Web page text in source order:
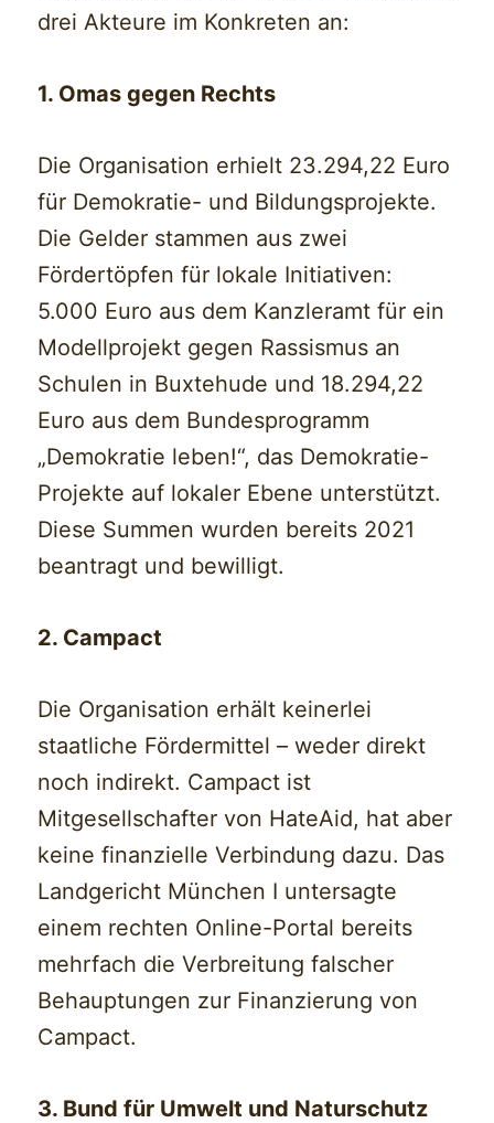
drei Akteure im Konkreten an:
1. Omas gegen Rechts
Die Organisation erhielt 23.294,22 Euro
für Demokratie- und Bildungsprojekte.
Die Gelder stammen aus zwei
Fördertöpfen für lokale Initiativen:
5.000 Euro aus dem Kanzleramt für ein
Modellprojekt gegen Rassismus an
Schulen in Buxtehude und 18.294,22
Euro aus dem Bundesprogramm
„Demokratie leben!“, das Demokratie-
Projekte auf lokaler Ebene unterstützt.
Diese Summen wurden bereits 2021
beantragt und bewilligt.
2. Campact
Die Organisation erhält keinerlei
staatliche Fördermittel – weder direkt
noch indirekt. Campact ist
Mitgesellschafter von HateAid, hat aber
keine finanzielle Verbindung dazu. Das
Landgericht München I untersagte
einem rechten Online-Portal bereits
mehrfach die Verbreitung falscher
Behauptungen zur Finanzierung von
Campact.
3. Bund für Umwelt und Naturschutz